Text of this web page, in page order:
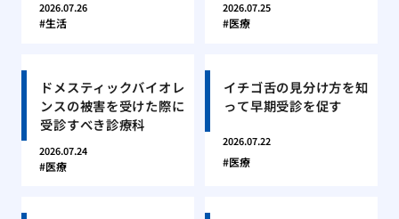
2026.07.26
生活
2026.07.25
医療
ドメスティックバイオレ
ンスの被害を受けた際に
受診すべき診療科
2026.07.24
医療
イチゴ舌の見分け方を知
って早期受診を促す
2026.07.22
医療